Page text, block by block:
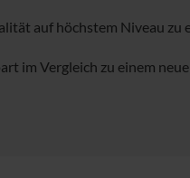
auf höchstem Niveau zu
im Vergleich zu einem